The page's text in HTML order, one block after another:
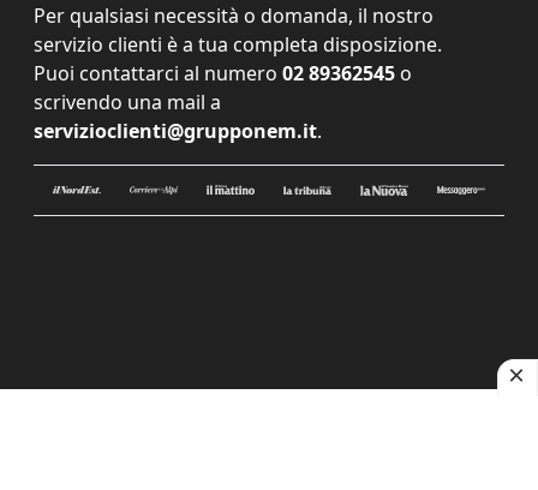
Per qualsiasi necessità o domanda, il nostro
servizio clienti è a tua completa disposizione.
Puoi contattarci al numero 02 89362545 o
scrivendo una mail a
servizioclienti@grupponem.it.